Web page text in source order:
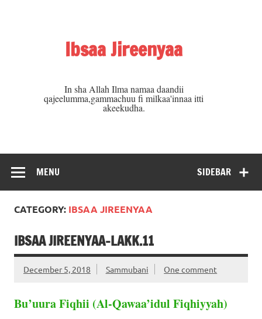
Ibsaa Jireenyaa
In sha Allah Ilma namaa daandii
qajeelumma,gammachuu fi milkaa'innaa itti
akeekudha.
SIDEBAR
MENU
CATEGORY: IBSAA JIREENYAA
IBSAA JIREENYAA-LAKK.11
December 5, 2018 Sammubani One comment
Bu’uura Fiqhii (Al-Qawaa’idul Fiqhiyyah)